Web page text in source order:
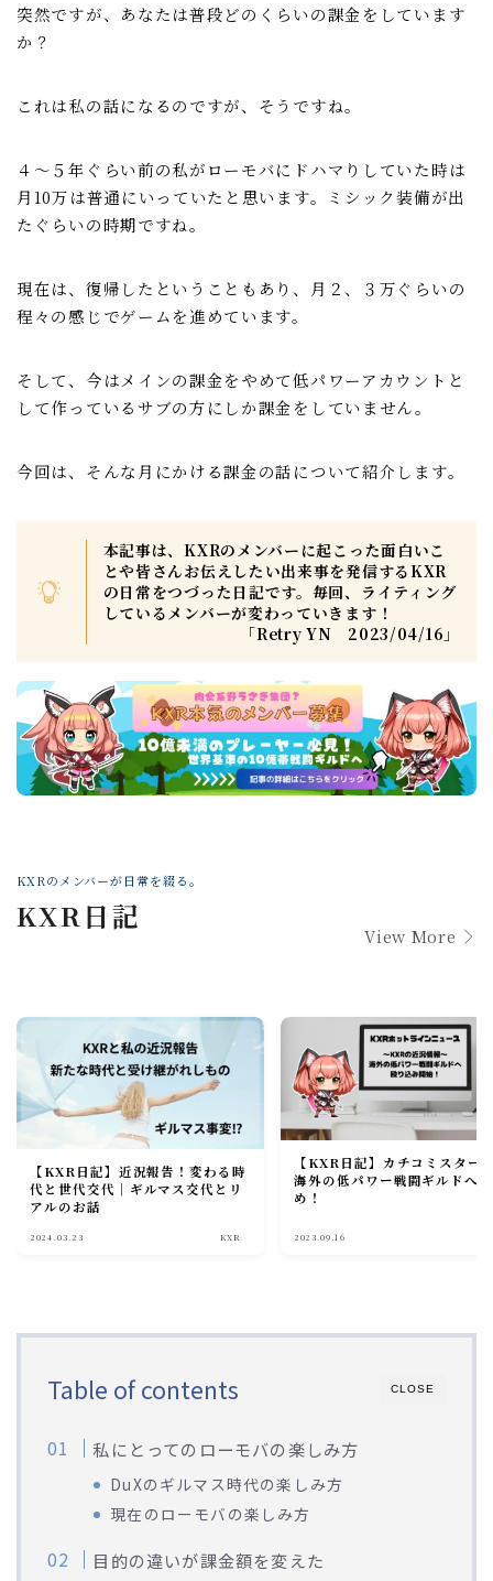
ドラゴンアリーナ
魔獣討伐会
おすすめ情報
愛用ツール
Webマーケティング探偵事務所
突然ですが、あなたは普段どのくらいの課金をしています
か？
これは私の話になるのですが、そうですね。
４～５年ぐらい前の私がローモバにドハマりしていた時は
月10万は普通にいっていたと思います。ミシック装備が出
たぐらいの時期ですね。
現在は、復帰したということもあり、月２、３万ぐらいの
程々の感じでゲームを進めています。
そして、今はメインの課金をやめて低パワーアカウントと
して作っているサブの方にしか課金をしていません。
今回は、そんな月にかける課金の話について紹介します。
本記事は、KXRのメンバーに起こった面白いこ
とや皆さんお伝えしたい出来事を発信するKXR
の日常をつづった日記です。毎回、ライティング
しているメンバーが変わっていきます！
「Retry YN 2023/04/16」
KXRのメンバーが日常を綴る。
KXR日記
View More
【KXR日記】近況報告！変わる時
代と世代交代｜ギルマス交代とリ
アルのお話
2024.03.23 KXR
【KXR日記】カチコミスター
海外の低パワー戦闘ギルドへ挑
め！
2023.09.16
CLOSE
Table of contents
私にとってのローモバの楽しみ方
DuXのギルマス時代の楽しみ方
現在のローモバの楽しみ方
目的の違いが課金額を変えた